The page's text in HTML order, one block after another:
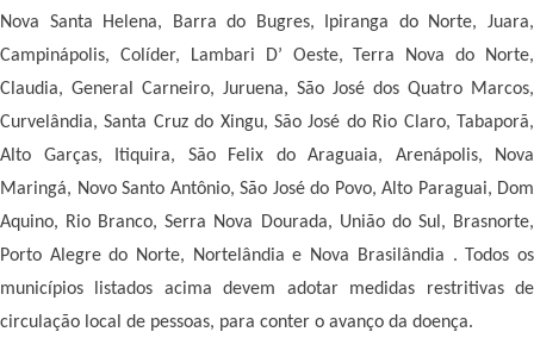
Nova Santa Helena, Barra do Bugres, Ipiranga do Norte, Juara,
Campinápolis, Colíder, Lambari D’ Oeste, Terra Nova do Norte,
Claudia, General Carneiro, Juruena, São José dos Quatro Marcos,
Curvelândia, Santa Cruz do Xingu, São José do Rio Claro, Tabaporã,
Alto Garças, Itiquira, São Felix do Araguaia, Arenápolis, Nova
Maringá, Novo Santo Antônio, São José do Povo, Alto Paraguai, Dom
Aquino, Rio Branco, Serra Nova Dourada, União do Sul, Brasnorte,
Porto Alegre do Norte, Nortelândia e Nova Brasilândia . Todos os
municípios listados acima devem adotar medidas restritivas de
circulação local de pessoas, para conter o avanço da doença.